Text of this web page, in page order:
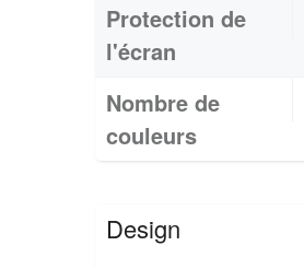
Protection de
l'écran
Nombre de
couleurs
Design